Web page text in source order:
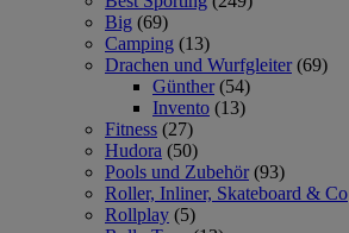
Big (69)
Camping (13)
Drachen und Wurfgleiter (69)
Günther (54)
Invento (13)
Fitness (27)
Hudora (50)
Pools und Zubehör (93)
Roller, Inliner, Skateboard & Co
Rollplay (5)